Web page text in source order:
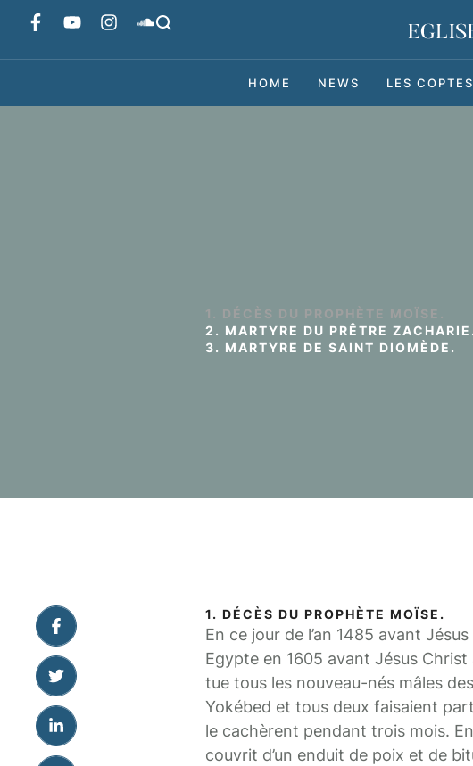
HOME NEWS LES COPTES
1. DÉCÈS DU PROPHÈTE MOÏSE.
2. MARTYRE DU PRÊTRE ZACHARIE.
3. MARTYRE DE SAINT DIOMÈDE.
1. DÉCÈS DU PROPHÈTE MOÏSE.
En ce jour de l’an 1485 avant
Egypte en 1605 avant Jésus Christ
tue tous les nouveau-nés mâles
Yokébed et tous deux faisaient
le cachèrent pendant trois mois.
couvrit d’un enduit de poix et de